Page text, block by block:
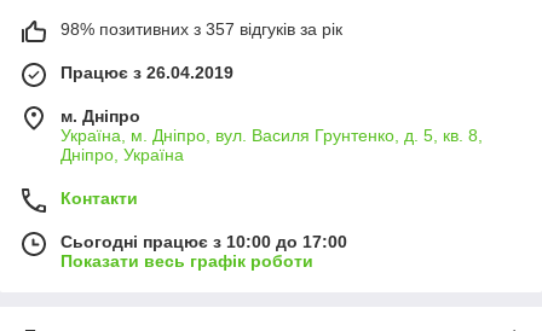
98% позитивних з 357 відгуків за рік
Працює з 26.04.2019
м. Дніпро
Україна, м. Дніпро, вул. Василя Грунтенко, д. 5, кв. 8,
Дніпро, Україна
Контакти
Сьогодні працює з 10:00 до 17:00
Показати весь графік роботи